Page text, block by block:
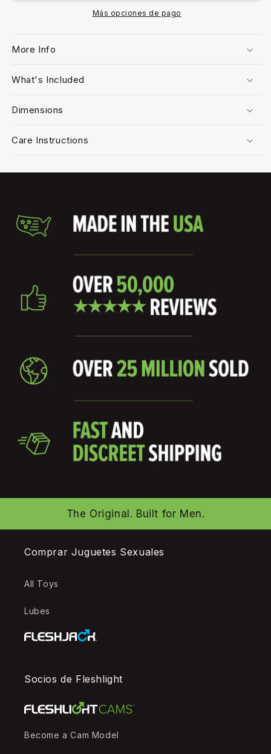
Más opciones de pago
More Info
What's Included
Dimensions
Care Instructions
The Original. Built for Men.
Comprar Juguetes Sexuales
All Toys
Lubes
Socios de Fleshlight
Become a Cam Model